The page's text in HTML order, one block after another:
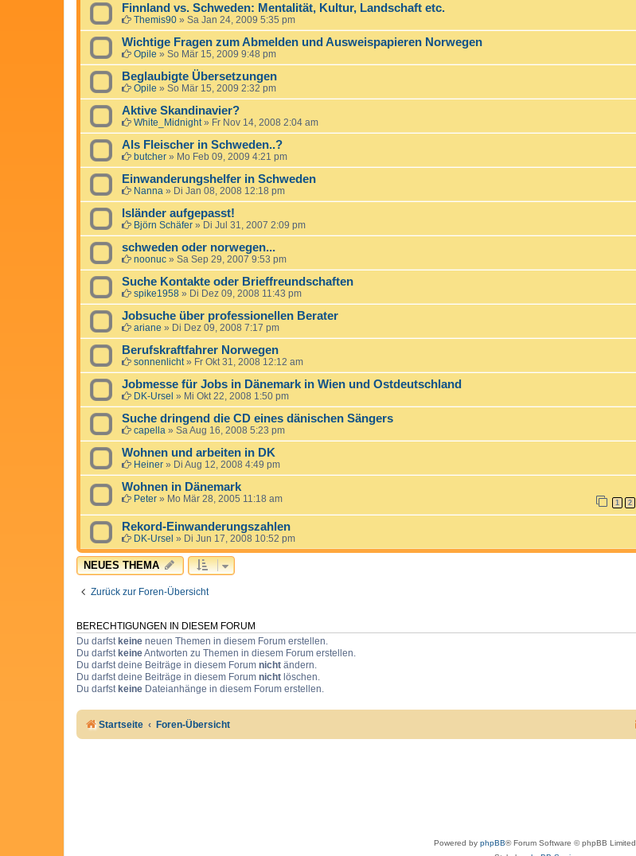
Finnland vs. Schweden: Mentalität, Kultur, Landschaft etc.
Themis90 » Sa Jan 24, 2009 5:35 pm
Wichtige Fragen zum Abmelden und Ausweispapieren Norwegen
Opile » So Mär 15, 2009 9:48 pm
Beglaubigte Übersetzungen
Opile » So Mär 15, 2009 2:32 pm
Aktive Skandinavier?
White_Midnight» Fr Nov 14, 2008 2:04 am
Als Fleischer in Schweden..?
butcher » Mo Feb 09, 2009 4:21 pm
Einwanderungshelfer in Schweden
Nanna » Di Jan 08, 2008 12:18 pm
Isländer aufgepasst!
Björn Schäfer » Di Jul 31, 2007 2:09 pm
schweden oder norwegen...
noonuc » Sa Sep 29, 2007 9:53 pm
Suche Kontakte oder Brieffreundschaften
spike1958 » Di Dez 09, 2008 11:43 pm
Jobsuche über professionellen Berater
ariane » Di Dez 09, 2008 7:17 pm
Berufskraftfahrer Norwegen
sonnenlicht» Fr Okt 31, 2008 12:12 am
Jobmesse für Jobs in Dänemark in Wien und Ostdeutschland
DK-Ursel » Mi Okt 22, 2008 1:50 pm
Suche dringend die CD eines dänischen Sängers
capella » Sa Aug 16, 2008 5:23 pm
Wohnen und arbeiten in DK
Heiner » Di Aug 12, 2008 4:49 pm
Wohnen in Dänemark
Peter » Mo Mär 28, 2005 11:18 am 1 2
Rekord-Einwanderungszahlen
DK-Ursel » Di Jun 17, 2008 10:52 pm
NEUES THEMA
Zurück zur Foren-Übersicht
BERECHTIGUNGEN IN DIESEM FORUM
Du darfstkeine neuen Themen in diesem Forum erstellen.
Du darfstkeineAntworten zu Themen in diesem Forum erstellen.
Du darfst deine Beiträge in diesem Forum nicht ändern.
Du darfst deine Beiträge in diesem Forum nicht löschen.
Du darfstkeine Dateianhänge in diesem Forum erstellen.
Startseite Foren-Übersicht
Powered by phpBB® Forum Software © phpBB Limited